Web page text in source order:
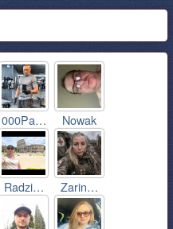
000Pa… Nowak
Radzi… Zarin…